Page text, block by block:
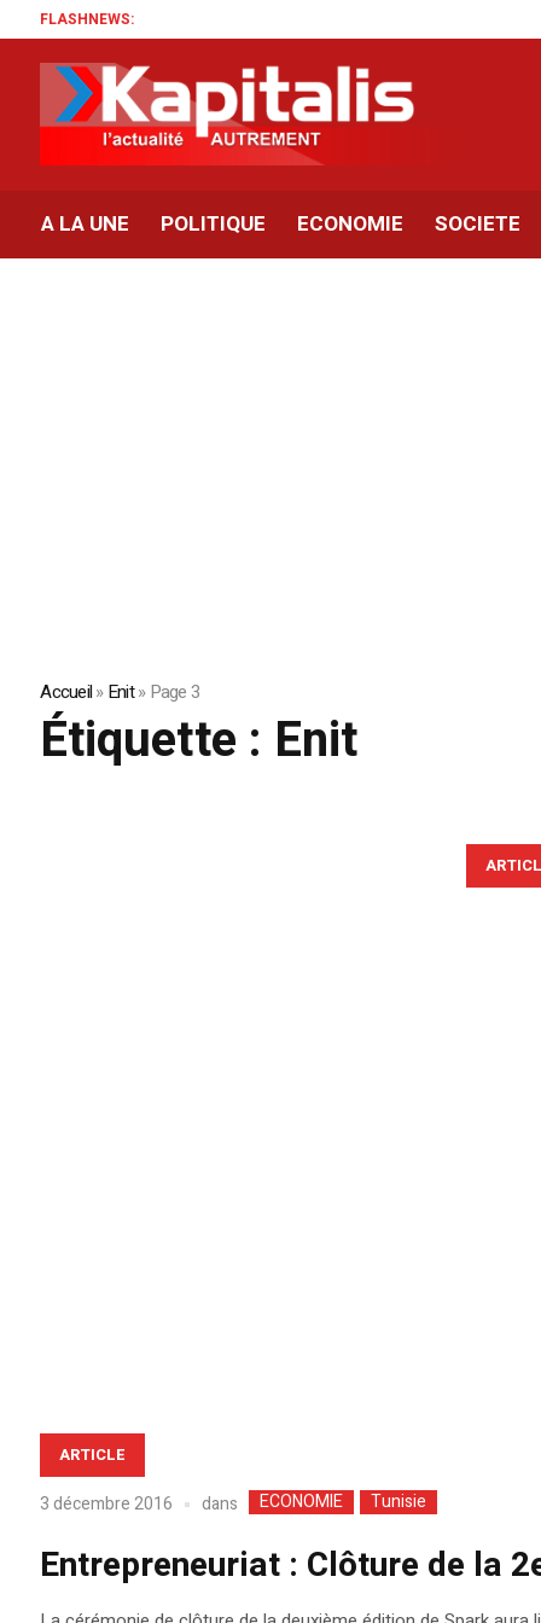
FLASHNEWS:
A LA UNE POLITIQUE ECONOMIE SOCIETE
Accueil»Enit»Page 3
Étiquette : Enit
ARTICLE
3 décembre 2016 dans ECONOMIE Tunisie
Entrepreneuriat : Clôture de la